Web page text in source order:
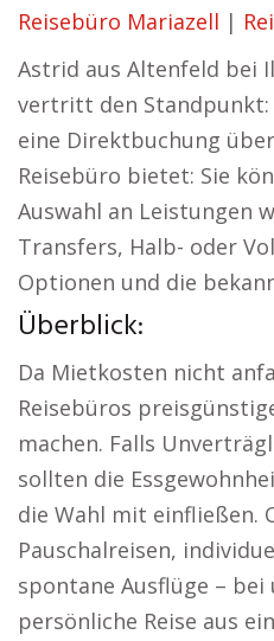
Reisebüro Mariazell |
Astrid aus Altenfeld bei
vertritt den Standpunkt:
eine Direktbuchung
Reisebüro bietet: Sie
Auswahl an Leistungen
Transfers, Halb- oder
Optionen und die
Überblick:
Da Mietkosten nicht
Reisebüros
machen. Falls
sollten die
die Wahl mit einfließen.
Pauschalreisen,
spontane Ausflüge – bei
persönliche Reise aus